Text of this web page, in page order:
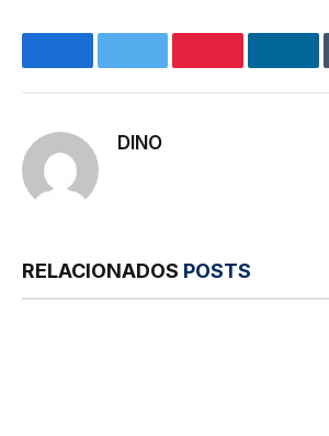
FacebookTwitter Pinterest
DINO
RELACIONADOS POSTS